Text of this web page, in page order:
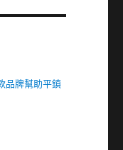
品牌幫助平鎮